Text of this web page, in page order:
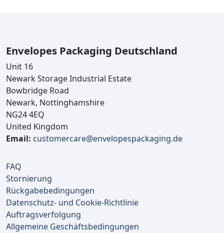
Envelopes Packaging Deutschland
Unit 16
Newark Storage Industrial Estate
Bowbridge Road
Newark, Nottinghamshire
NG24 4EQ
United Kingdom
Email: customercare@envelopespackaging.de
FAQ
Stornierung
Rückgabebedingungen
Datenschutz- und Cookie-Richtlinie
Auftragsverfolgung
Allgemeine Geschäftsbedingungen